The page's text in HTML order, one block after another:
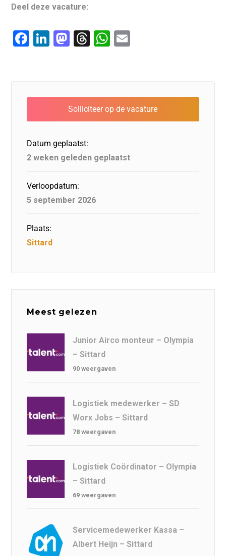
Deel deze vacature:
F
e
b
o
o
k
Li
e
dI
n
M
o
d
o
n
T
a
d
s
W
s
A
p
l
Datum geplaatst:
2 weken geleden geplaatst
Verloopdatum:
5 september 2026
Plaats:
Sittard
Meest gelezen
Junior Airco monteur – Olympia
– Sittard
90 weergaven
Logistiek medewerker – SD
Worx Jobs – Sittard
78 weergaven
Logistiek Coördinator – Olympia
– Sittard
69 weergaven
Servicemedewerker Kassa –
Albert Heijn – Sittard